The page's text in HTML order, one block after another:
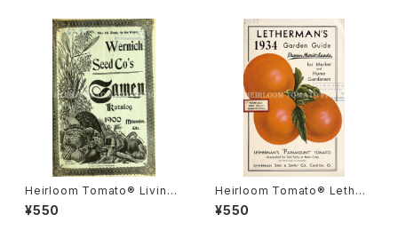
Heirloom Tomato® Livings
ton's Boufommenheir エア
ルーム・トマト・リビングストン
¥550
Heirloom Tomato® Lether
mans' Paramount エアルー
ム・トマト・レサーマンズ・パラマ
¥550